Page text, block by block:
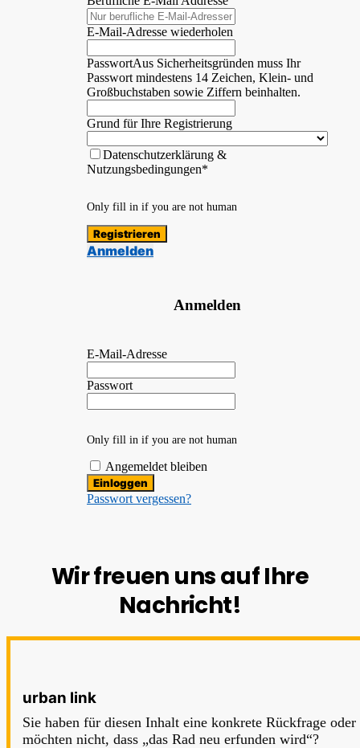
E-Mail-Adresse wiederholen
PasswortAus Sicherheitsgründen muss Ihr
Passwort mindestens 14 Zeichen, Klein- und
Großbuchstaben sowie Ziffern beinhalten.
Grund für Ihre Registrierung
Datenschutzerklärung &
Nutzungsbedingungen*
Only fill in if you are not human
Anmelden
Anmelden
E-Mail-Adresse
Passwort
Only fill in if you are not human
Angemeldet bleiben
Passwort vergessen?
Wir freuen uns auf Ihre
Nachricht!
urban link
Sie haben für diesen Inhalt eine konkrete Rückfrage oder
möchten nicht, dass „das Rad neu erfunden wird“?